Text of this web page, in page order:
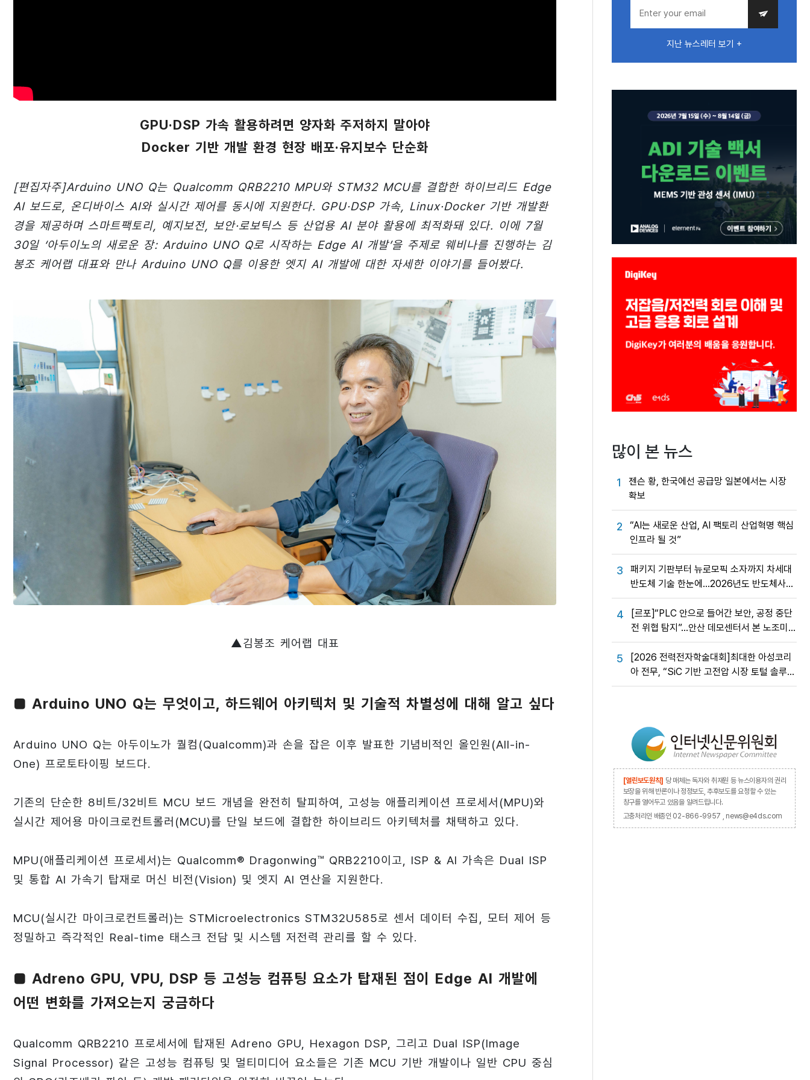
GPU·DSP 가속 활용하려면 양자화 주저하지 말아야
Docker 기반 개발 환경 현장 배포·유지보수 단순화
[편집자주]Arduino UNO Q는 Qualcomm QRB2210 MPU와 STM32 MCU를 결합한 하이브리드 Edge
AI 보드로, 온디바이스 AI와 실시간 제어를 동시에 지원한다. GPU·DSP 가속, Linux·Docker 기반 개발환
경을 제공하며 스마트팩토리, 예지보전, 보안·로보틱스 등 산업용 AI 분야 활용에 최적화돼 있다. 이에 7월
30일 ‘아두이노의 새로운 장: Arduino UNO Q로 시작하는 Edge AI 개발’을 주제로 웨비나를 진행하는 김
봉조 케어랩 대표와 만나 Arduino UNO Q를 이용한 엣지 AI 개발에 대한 자세한 이야기를 들어봤다.
▲김봉조 케어랩 대표
■ Arduino UNO Q는 무엇이고, 하드웨어 아키텍처 및 기술적 차별성에 대해 알고 싶다
Arduino UNO Q는 아두이노가 퀄컴(Qualcomm)과 손을 잡은 이후 발표한 기념비적인 올인원(All-in-
One) 프로토타이핑 보드다.
기존의 단순한 8비트/32비트 MCU 보드 개념을 완전히 탈피하여, 고성능 애플리케이션 프로세서(MPU)와
실시간 제어용 마이크로컨트롤러(MCU)를 단일 보드에 결합한 하이브리드 아키텍처를 채택하고 있다.
MPU(애플리케이션 프로세서)는 Qualcomm® Dragonwing™ QRB2210이고, ISP & AI 가속은 Dual ISP
및 통합 AI 가속기 탑재로 머신 비전(Vision) 및 엣지 AI 연산을 지원한다.
MCU(실시간 마이크로컨트롤러)는 STMicroelectronics STM32U585로 센서 데이터 수집, 모터 제어 등
정밀하고 즉각적인 Real-time 태스크 전담 및 시스템 저전력 관리를 할 수 있다.
■ Adreno GPU, VPU, DSP 등 고성능 컴퓨팅 요소가 탑재된 점이 Edge AI 개발에
어떤 변화를 가져오는지 궁금하다
Qualcomm QRB2210 프로세서에 탑재된 Adreno GPU, Hexagon DSP, 그리고 Dual ISP(Image
Signal Processor) 같은 고성능 컴퓨팅 및 멀티미디어 요소들은 기존 MCU 기반 개발이나 일반 CPU 중심
지난 뉴스레터 보기 +
많이 본 뉴스
1
젠슨 황, 한국에선 공급망 일본에서는 시장
확보
2
“AI는 새로운 산업, AI 팩토리 산업혁명 핵심
인프라 될 것”
3
패키지 기판부터 뉴로모픽 소자까지 차세대
반도체 기술 한눈에…2026년도 반도체사업
성과교류회
4
[르포]“PLC 안으로 들어간 보안, 공정 중단
전 위협 탐지”…안산 데모센터서 본 노조미
네트웍스 OT 보안의 실제
5
[2026 전력전자학술대회]최대한 아성코리
아 전무, “SiC 기반 고전압 시장 토털 솔루션
제공”
[열린보도원칙] 당 매체는 독자와 취재원 등 뉴스이용자의 권리
보장을 위해 반론이나 정정보도, 추후보도를 요청할 수 있는
창구를 열어두고 있음을 알려드립니다.
고충처리인 배종인 02-866-9957 , news@e4ds.com